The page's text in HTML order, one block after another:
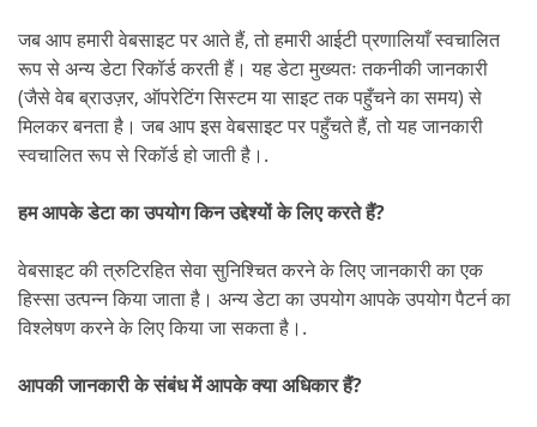
जब आप हमारी वेबसाइट पर आते हैं, तो हमारी आईटी प्रणालियाँ स्वचालित
रूप से अन्य डेटा रिकॉर्ड करती हैं। यह डेटा मुख्यतः तकनीकी जानकारी
(जैसे वेब ब्राउज़र, ऑपरेटिंग सिस्टम या साइट तक पहुँचने का समय) से
मिलकर बनता है। जब आप इस वेबसाइट पर पहुँचते हैं, तो यह जानकारी
स्वचालित रूप से रिकॉर्ड हो जाती है।.
हम आपके डेटा का उपयोग किन उद्देश्यों के लिए करते हैं?
वेबसाइट की त्रुटिरहित सेवा सुनिश्चित करने के लिए जानकारी का एक
हिस्सा उत्पन्न किया जाता है। अन्य डेटा का उपयोग आपके उपयोग पैटर्न का
विश्लेषण करने के लिए किया जा सकता है।.
आपकी जानकारी के संबंध में आपके क्या अधिकार हैं?